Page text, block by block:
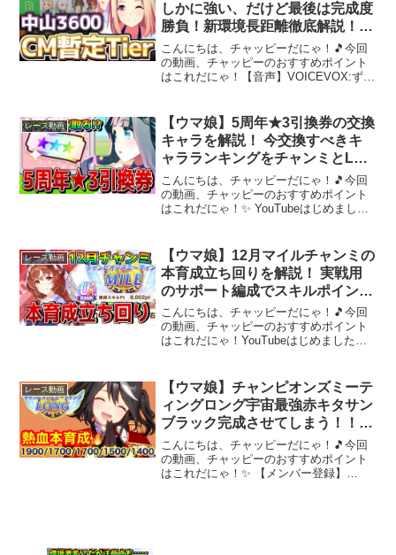
しかに強い、だけど最後は完成度
勝負！新環境長距離徹底解説！中
山3600ｍ暫定Tier！ ＃ウマ娘
こんにちは、チャッピーだにゃ！🎵今回
の動画、チャッピーのおすすめポイント
はこれだにゃ！【音声】VOICEVOX:ずん
ない Future Bass チップチュ...
レース動画
【ウマ娘】5周年★3引換券の交換
キャラを解説！ 今交換すべきキ
ャラランキングをチャンミとLoH
それぞれの評価で紹介！【引換券
tier表】
こんにちは、チャッピーだにゃ！🎵今回
の動画、チャッピーのおすすめポイント
はこれだにゃ！✨ YouTubeはじめまし
攻略ブログの運営もしています。■ウマ娘
ラボX使用サウン...
レース動画
【ウマ娘】12月マイルチャンミの
本育成立ち回りを解説！ 実戦用
のサポート編成でスキルポイント
8000以上を狙える育成論と
は！？【新シナリオ】
こんにちは、チャッピーだにゃ！🎵今回
の動画、チャッピーのおすすめポイント
はこれだにゃ！YouTubeはじめました。
ブログの運営もしています。■温泉郷シナ
リオ攻略■12月...
レース動画
【ウマ娘】チャンピオンズミーテ
ィングロング宇宙最強赤キタサン
ブラック完成させてしまう！！
【チャンミロング】
こんにちは、チャッピーだにゃ！🎵今回
の動画、チャッピーのおすすめポイント
はこれだにゃ！✨ 【メンバー登録】